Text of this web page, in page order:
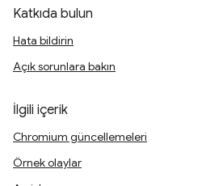
Katkıda bulun
Hata bildirin
Açık sorunlara bakın
İlgili içerik
Chromium güncellemeleri
Örnek olaylar